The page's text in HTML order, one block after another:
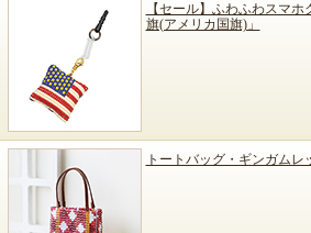
【セール】ふわふわスマ
旗(アメリカ国旗)」
トートバッグ・ギンガムレ